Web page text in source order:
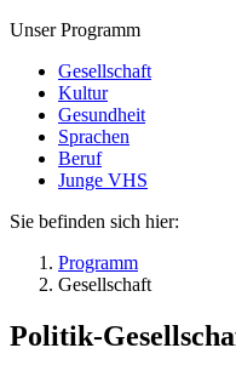
Unser Programm
Gesellschaft
Kultur
Gesundheit
Sprachen
Beruf
Junge VHS
Sie befinden sich hier:
Programm
Gesellschaft
Politik-